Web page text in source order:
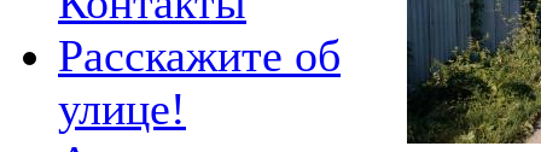
Расскажите об
улице!